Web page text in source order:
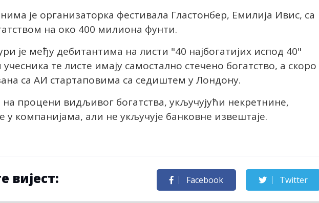
је организаторка фестивала Гластонбер, Емилија Ивис, са
на око 400 милиона фунти.
је међу дебитантима на листи "40 најбогатијих испод 40"
те листе имају самостално стечено богатство, а скоро
са АИ стартаповима са седиштем у Лондону.
на процени видљивог богатства, укључујући некретнине,
у компанијама, али не укључује банковне извештаје.
вијест: Facebook Twitter